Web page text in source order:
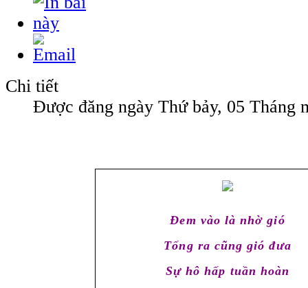
Chi tiết
Được đăng ngày Thứ bảy, 05 Tháng
Đem vào là nhờ gió
Tống ra cũng gió đưa
Sự hô hấp tuần hoàn